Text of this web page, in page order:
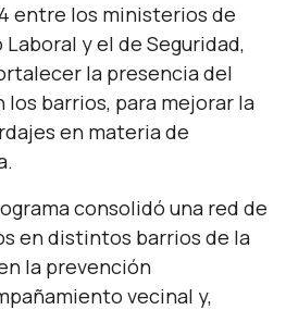
entre los ministerios de
y el de Seguridad,
la presencia del
los barrios, para mejorar la
en materia de
consolidó una red de
en distintos barrios de la
la prevención
vecinal y,